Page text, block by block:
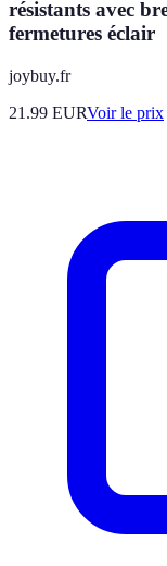
résistants avec
fermetures éclair
joybuy.fr
21.99 EURVoir le prix